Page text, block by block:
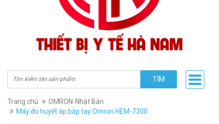
TÌM
Trang chủ
OMRON-Nhật Bản
Máy đo huyết áp bắp tay Omron HEM-7300